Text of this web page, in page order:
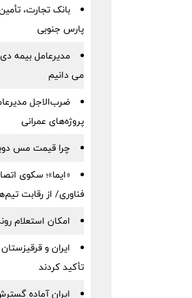
پارس جنوبی
مدیرعامل بیمه
می دانیم
ضرب‌الاجل
پروژه‌های عمرانی
چرا قیمت مس دوباره وارد
«ایما»؛ سکوی
فناوری/ از رقابت
امکان استعلام
ایران و
تأکید کردند
ایران آماده